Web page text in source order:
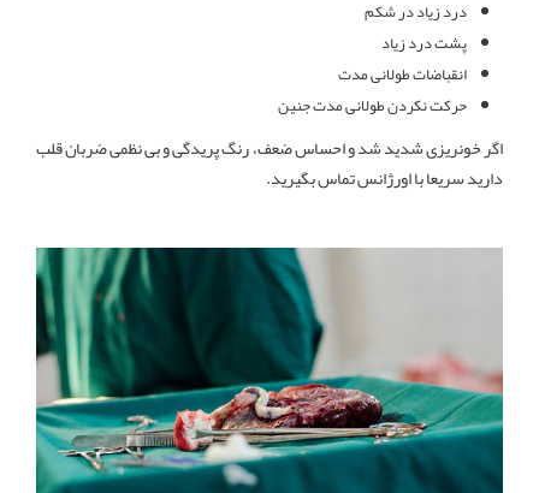
درد زیاد در شکم
پشت درد زیاد
انقباضات طولانی مدت
حرکت نکردن طولانی مدت جنین
اگر خونریزی شدید شد و احساس ضعف، رنگ پریدگی و بی نظمی ضربان قلب
دارید سریعا با اورژانس تماس بگیرید.